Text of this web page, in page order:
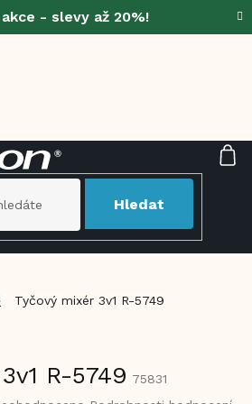
- slevy až 20%!
Hledat
Tyčový mixér 3v1 R-5749
R-5749 75831